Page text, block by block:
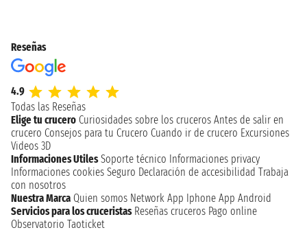
Reseñas
4.9
Todas las Reseñas
Elige tu crucero Curiosidades sobre los cruceros Antes de salir en
crucero Consejos para tu Crucero Cuando ir de crucero Excursiones
Videos 3D
Informaciones Utiles Soporte técnico Informaciones privacy
Informaciones cookies Seguro Declaración de accesibilidad Trabaja
con nosotros
Nuestra Marca Quien somos Network App Iphone App Android
Servicios para los cruceristas Reseñas cruceros Pago online
Observatorio Taoticket